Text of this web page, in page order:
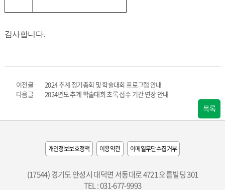
감사합니다.
이전글
2024 추계 정기총회 및 학술대회 프로그램 안내
다음글
2024년도 추계 학술대회 초록 접수 기간 연장 안내
목록
개인정보보호정책 이용약관 이메일무단수집거부
(17544) 경기도 안성시 대덕면 서동대로 4721 오름빌딩 301
TEL : 031-677-9993